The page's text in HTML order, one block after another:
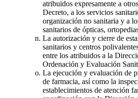
atribuidos expresamente a
Decreto, a los servicios
organización no sanitaria y a
sanitarios de ópticas,
La autorización y cierre de
sanitarios y centros
entre los atribuidos a la
Ordenación y Evaluación
La ejecución y evaluación de
de farmacia, así como la
establecimientos de atención